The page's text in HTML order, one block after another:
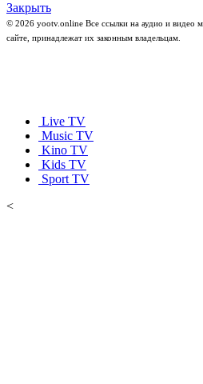
Закрыть
© 2026 yootv.online Все ссылки на аудио и видео
сайте, принадлежат их законным владельцам.
Live TV
Music TV
Kino TV
Kids TV
Sport TV
<